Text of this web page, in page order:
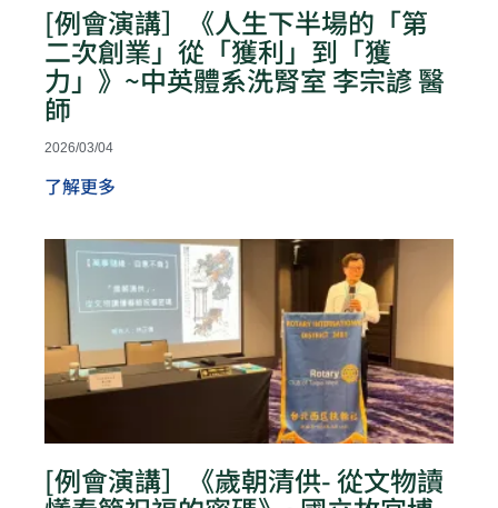
[例會演講］《人生下半場的「第
二次創業」從「獲利」到「獲
力」》~中英體系洗腎室 李宗諺 醫
師
2026/03/04
了解更多
[例會演講］《歲朝清供- 從文物讀